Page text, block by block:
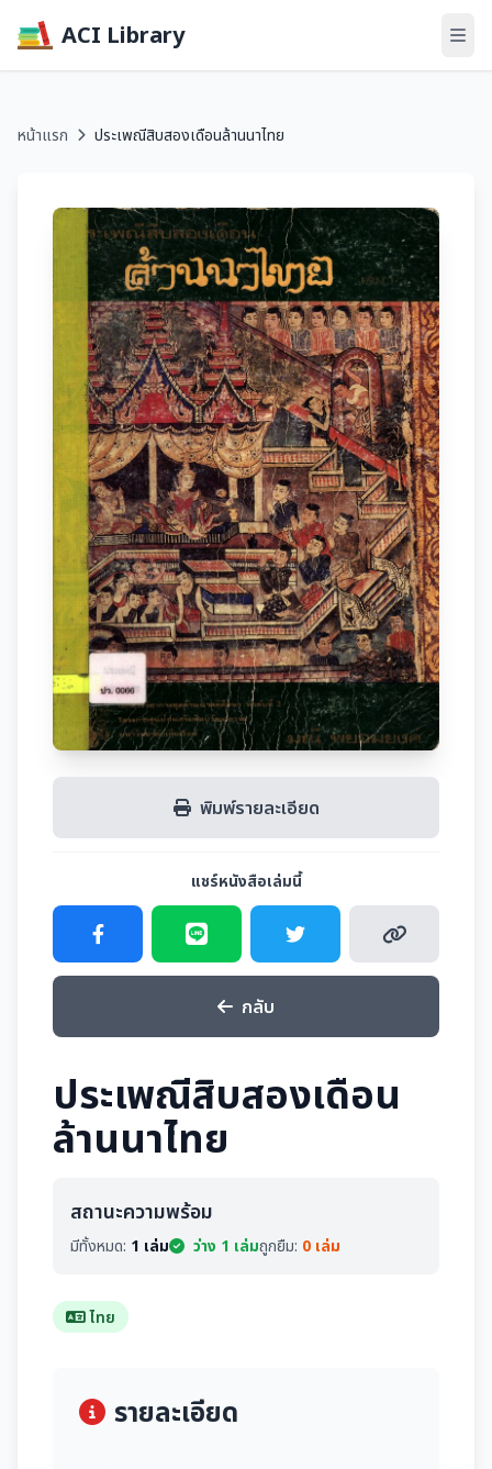
ACI Library
หน้าแรก ประเพณีสิบสองเดือนล้านนาไทย
พิมพ์รายละเอียด
แชร์หนังสือเล่มนี้
กลับ
ประเพณีสิบสองเดือน
ล้านนาไทย
สถานะความพร้อม
มีทั้งหมด: 1 เล่ม ว่าง 1 เล่มถูกยืม: 0 เล่ม
ไทย
รายละเอียด